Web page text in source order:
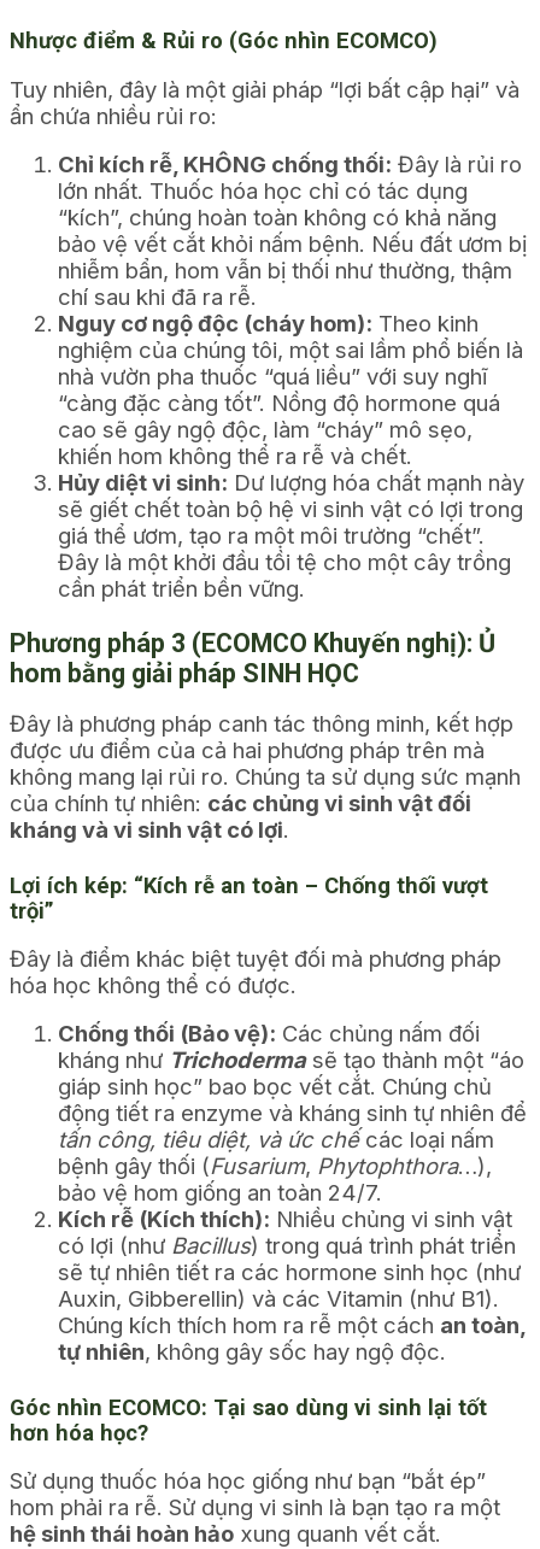
Nhược điểm & Rủi ro (Góc nhìn ECOMCO)
Tuy nhiên, đây là một giải pháp “lợi bất cập hại” và
ẩn chứa nhiều rủi ro:
Chỉ kích rễ, KHÔNG chống thối: Đây là rủi ro
lớn nhất. Thuốc hóa học chỉ có tác dụng
“kích”, chúng hoàn toàn không có khả năng
bảo vệ vết cắt khỏi nấm bệnh. Nếu đất ươm bị
nhiễm bẩn, hom vẫn bị thối như thường, thậm
chí sau khi đã ra rễ.
Nguy cơ ngộ độc (cháy hom): Theo kinh
nghiệm của chúng tôi, một sai lầm phổ biến là
nhà vườn pha thuốc “quá liều” với suy nghĩ
“càng đặc càng tốt”. Nồng độ hormone quá
cao sẽ gây ngộ độc, làm “cháy” mô sẹo,
khiến hom không thể ra rễ và chết.
Hủy diệt vi sinh: Dư lượng hóa chất mạnh này
sẽ giết chết toàn bộ hệ vi sinh vật có lợi trong
giá thể ươm, tạo ra một môi trường “chết”.
Đây là một khởi đầu tồi tệ cho một cây trồng
cần phát triển bền vững.
Phương pháp 3 (ECOMCO Khuyến nghị): Ủ
hom bằng giải pháp SINH HỌC
Đây là phương pháp canh tác thông minh, kết hợp
được ưu điểm của cả hai phương pháp trên mà
không mang lại rủi ro. Chúng ta sử dụng sức mạnh
của chính tự nhiên: các chủng vi sinh vật đối
kháng và vi sinh vật có lợi.
Lợi ích kép: “Kích rễ an toàn – Chống thối vượt
trội”
Đây là điểm khác biệt tuyệt đối mà phương pháp
hóa học không thể có được.
Chống thối (Bảo vệ): Các chủng nấm đối
kháng như Trichodermasẽ tạo thành một “áo
giáp sinh học” bao bọc vết cắt. Chúng chủ
động tiết ra enzyme và kháng sinh tự nhiên để
tấn công, tiêu diệt, và ức chếcác loại nấm
bệnh gây thối (Fusarium, Phytophthora…),
bảo vệ hom giống an toàn 24/7.
Kích rễ (Kích thích): Nhiều chủng vi sinh vật
có lợi (như Bacillus) trong quá trình phát triển
sẽ tự nhiên tiết ra các hormone sinh học (như
Auxin, Gibberellin) và các Vitamin (như B1).
Chúng kích thích hom ra rễ một cách an toàn,
tự nhiên, không gây sốc hay ngộ độc.
Góc nhìn ECOMCO: Tại sao dùng vi sinh lại tốt
hơn hóa học?
Sử dụng thuốc hóa học giống như bạn “bắt ép”
hom phải ra rễ. Sử dụng vi sinh là bạn tạo ra một
hệ sinh thái hoàn hảo xung quanh vết cắt.